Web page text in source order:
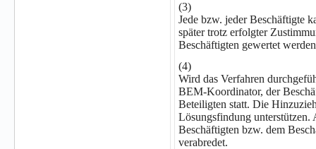
(3)
Jede bzw. jeder Beschäftigte
später trotz erfolgter
Beschäftigten gewertet
(4)
Wird das Verfahren
BEM-Koordinator, der
Beteiligten statt. Die
Lösungsfindung unterstützen.
Beschäftigten bzw. dem
verabredet.